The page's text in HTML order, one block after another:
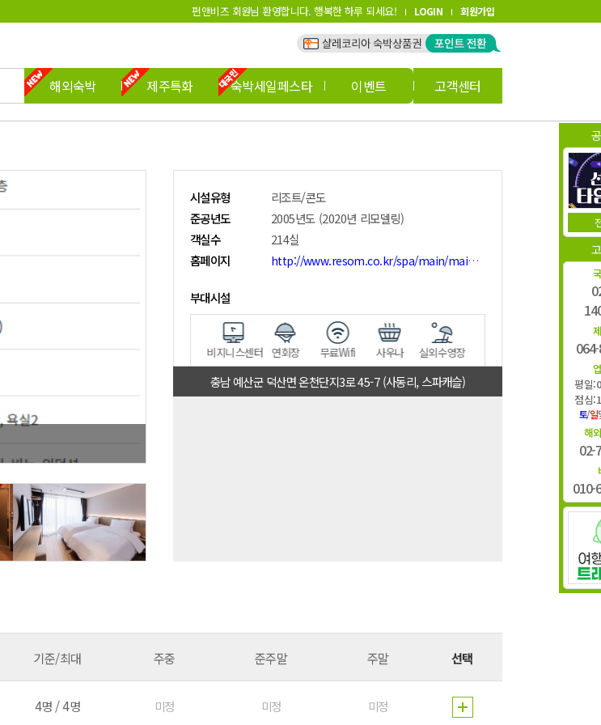
펀앤비즈 회원님 환영합니다. 행복한 하루 되세요! LOGIN 회원가입
해외숙박 제주특화 숙박세일페스타 이벤트 고객센터
평일
점심
토/일
해
02-
010-
시설유형
리조트/콘도
준공년도
2005년도 (2020년 리모델링)
객실수
214실
홈페이지
http://www.resom.co.kr/spa/main/main.asp
부대시설
비지니스센터 연회장 무료Wifi 사우나 실외수영장 바비큐장 커피숍/카
충남 예산군 덕산면 온천단지3로 45-7 (사동리, 스파캐슬)
기준/최대 주중 준주말 주말 선택
4명 / 4명 미정 미정 미정